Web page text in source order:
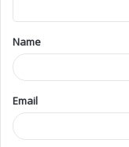
Name
Email